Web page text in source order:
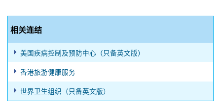
相关连结
美国疾病控制及预防中心（只备英文版）
香港旅游健康服务
世界卫生组织（只备英文版）